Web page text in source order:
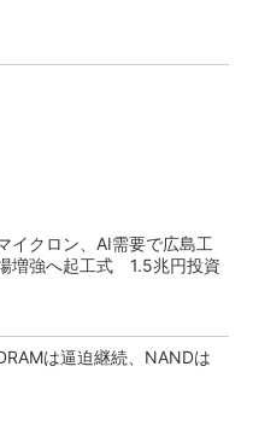
イクロン、AI需要で広島工
増強へ起工式 1.5兆円投資
は逼迫継続、NANDは